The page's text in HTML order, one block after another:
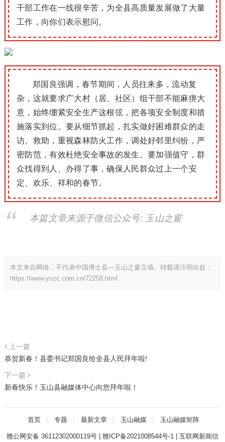
干部工作在一线很辛苦，为全县高质量发展做了大量
工作，向你们表示慰问。
郑国良强调，春节期间，人员往来多，流动复
杂，这就要求广大村（居、社区）组干部不能麻痹大
意，始终绷紧安全生产这根弦，把各项安全制度和措
施落实到位。 要从细节抓起，扎实做好困难群众的走
访、救助，重视森林防火工作，调处好邻里纠纷，严
密防范，有效杜绝安全事故的发生。要加强值守，群
众找得到人、办得了事，确保人民群众过上一个安
定、欢乐、祥和的春节。
本篇文章来源于微信公众号: 玉山之窗
本文来自网络，不代表中国博士县—玉山之窗立场。转载请注明出处：
https://www.yszc.com.cn/72258.html
上一篇
恭贺新春！县委书记郑国良给全县人民拜年啦!
下一篇
新春快乐！玉山县融媒体中心向您拜年啦！
首页 专题 最新文章 玉山融媒 玉山融媒矩阵
赣公网安备 36112302000119号| 赣ICP备2021008544号-1| 互联网新闻信